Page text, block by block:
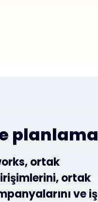
planlama
ortak
ortak
ve iş